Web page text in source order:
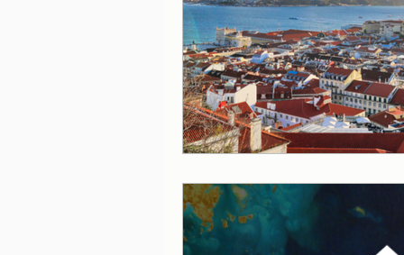
Lisboa Lisboa com
Porto Portugal
Serviços essenciais